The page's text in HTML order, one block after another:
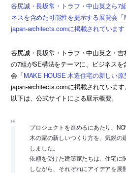
谷尻誠・長坂常・トラフ・中山英之ら7
ネスを含めた可能性を提示する展覧会
japan-architects.comに掲載されています
谷尻誠・長坂常・トラフ・中山英之・
の7組がSE構法をテーマに、ビジネス
会「MAKE HOUSE 木造住宅の新しい原
japan-architects.comに掲載されています。
以下は、公式サイトによる展示概要。
プロジェクトを進めるにあたり、
木の家の新しいつくり方を、気鋭の
しました。
依頼を受けた建築家たちは、住宅に
しながら、それぞれにアイデアを展